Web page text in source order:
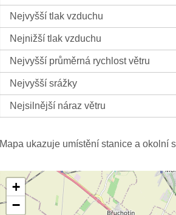
Nejvyšší tlak vzduchu
Nejnižší tlak vzduchu
Nejvyšší průměrná rychlost větru
Nejvyšší srážky
Nejsilnější náraz větru
Mapa ukazuje umístění stanice a okolní
+
−